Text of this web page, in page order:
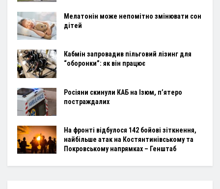
Мелатонін може непомітно змінювати сон
дітей
Кабмін запровадив пільговий лізинг для
“оборонки”: як він працює
Росіяни скинули КАБ на Ізюм, п’ятеро
постраждалих
На фронті відбулося 142 бойові зіткнення,
найбільше атак на Костянтинівському та
Покровському напрямках – Генштаб